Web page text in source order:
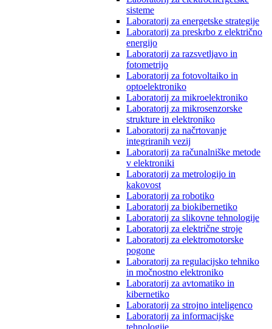
sisteme
Laboratorij za energetske strategije
Laboratorij za preskrbo z električno
energijo
Laboratorij za razsvetljavo in
fotometrijo
Laboratorij za fotovoltaiko in
optoelektroniko
Laboratorij za mikroelektroniko
Laboratorij za mikrosenzorske
strukture in elektroniko
Laboratorij za načrtovanje
integriranih vezij
Laboratorij za računalniške metode
v elektroniki
Laboratorij za metrologijo in
kakovost
Laboratorij za robotiko
Laboratorij za biokibernetiko
Laboratorij za slikovne tehnologije
Laboratorij za električne stroje
Laboratorij za elektromotorske
pogone
Laboratorij za regulacijsko tehniko
in močnostno elektroniko
Laboratorij za avtomatiko in
kibernetiko
Laboratorij za strojno inteligenco
Laboratorij za informacijske
tehnologije